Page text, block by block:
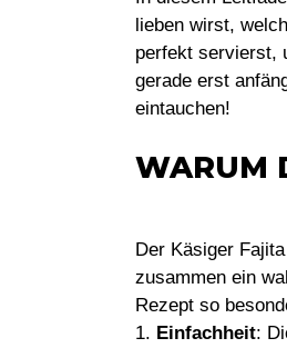
lieben wirst,
perfekt servierst,
gerade erst
eintauchen!
WARUM
Der Käsiger
zusammen ein
Rezept so
1. Einfachheit: